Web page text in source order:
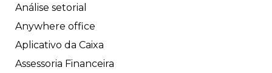
Análise setorial
Anywhere office
Aplicativo da Caixa
Assessoria Financeira